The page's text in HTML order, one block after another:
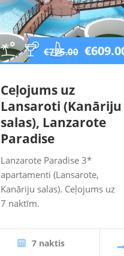
€775.00
Ceļojums uz
Lansaroti (Kanāriju
salas), Lanzarote
Paradise
Lanzarote Paradise 3*
apartamenti (Lansarote,
Kanāriju salas). Ceļojums uz
7 naktīm.
7 naktis